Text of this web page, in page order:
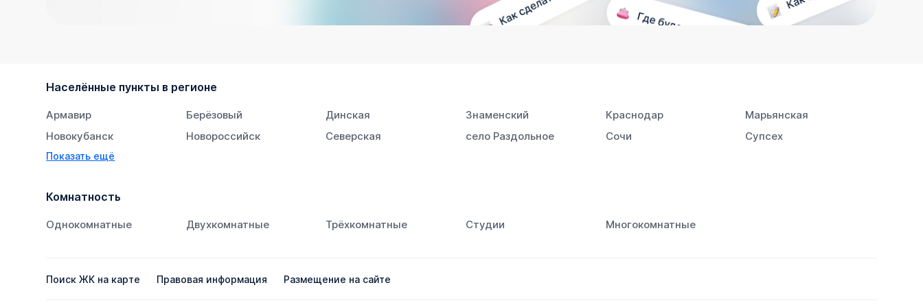
Населённые пункты в регионе
Армавир Берёзовый Динская Знаменский Краснодар
Марьянская
Новокубанск
Новороссийск Северская село Раздольное Сочи
Супсех
Тихорецк
Показать ещё
Комнатность
Однокомнатные Двухкомнатные Трёхкомнатные Студии Многокомнатные
Поиск ЖК на карте Правовая информация Размещение на сайте